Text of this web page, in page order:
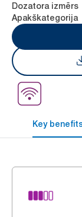
Dozatora izmērs
Apakškategorija
Key